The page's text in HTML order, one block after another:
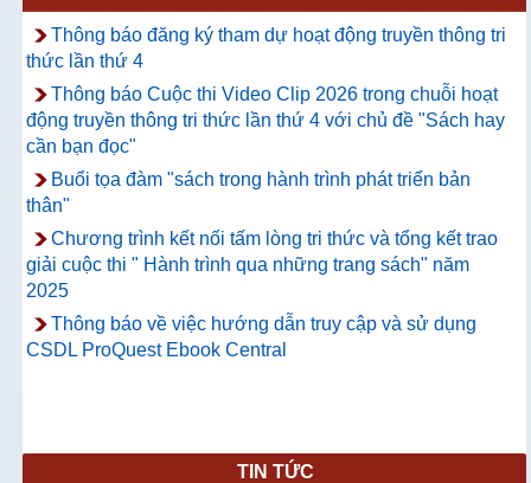
Thông báo đăng ký tham dự hoạt động truyền thông tri
thức lần thứ 4
Thông báo Cuộc thi Video Clip 2026 trong chuỗi hoạt
động truyền thông tri thức lần thứ 4 với chủ đề "Sách hay
cần bạn đọc"
Buổi tọa đàm "sách trong hành trình phát triển bản
thân"
Chương trình kết nối tấm lòng tri thức và tổng kết trao
giải cuộc thi " Hành trình qua những trang sách" năm
2025
Thông báo về việc hướng dẫn truy cập và sử dụng
CSDL ProQuest Ebook Central
TIN TỨC